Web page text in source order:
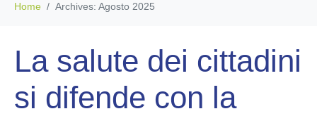
Home Archives: Agosto 2025
La salute dei cittadini
si difende con la